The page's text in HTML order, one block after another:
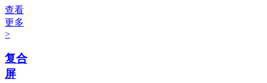
查看
更多
>
复合
屏